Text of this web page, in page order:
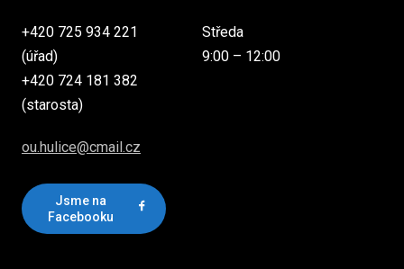
+420 725 934 221
(úřad)
+420 724 181 382
(starosta)
ou.hulice@cmail.cz
Jsme na
Facebooku
Středa
9:00 – 12:00